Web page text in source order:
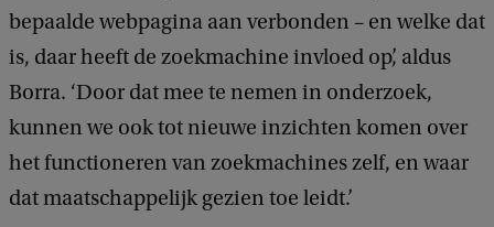
bepaalde webpagina aan verbonden – en welke dat
is, daar heeft de zoekmachine invloed op’, aldus
Borra. ‘Door dat mee te nemen in onderzoek,
kunnen we ook tot nieuwe inzichten komen over
het functioneren van zoekmachines zelf, en waar
dat maatschappelijk gezien toe leidt.’